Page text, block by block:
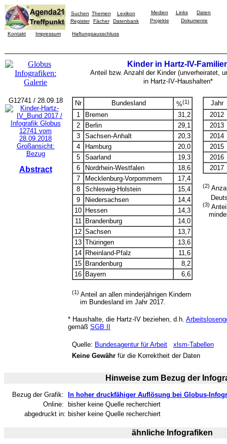
Suchen Themen
Lexikon
Register
Fächer Datenbank
Medien Links
Daten
Projekte
Dokumente
Kontakt Impressum Haftungsausschluss
Kinder in Hartz-IV-
Anteil bzw. Anzahl der Kinder (unverheiratet,
in Hartz-IV-Haushalten*
G12741 / 28.09.18
Großansicht:
Bezug
Abstract
Nr Bundesland %(1)
1 Bremen
31,2
2
Berlin
29,1
3
Sachsen-Anhalt
20,3
4
Hamburg
20,0
5
Saarland
19,3
6
Nordrhein-Westfalen
18,6
7
Mecklenburg-Vorpommern
17,4
8
Schleswig-Holstein
15,4
9
Niedersachsen
14,4
10 Hessen
14,3
11
Brandenburg
14,0
12 Sachsen
13,7
13 Thüringen
13,6
14 Rheinland-Pfalz
11,6
15 Brandenburg
8,2
16 Bayern 6,6
(1) Anteil an allen minderjährigen Kindern
im Bundesland im Jahr 2017.
Jahr
2012
2013
2014
2015
2016
2017
(2)
(3)
* Haushalte, die Hartz-IV beziehen, d.h.
gemäß SGB II
Quelle: Bundesagentur für Arbeit
xlsm-Tabellen
Keine Gewähr für die Korrektheit der Daten
Hinweise zum Bezug der
Bezug der Grafik:
In hoher druckfähiger Auflösung bei Globus-
Online:
bisher keine Quelle recherchiert
abgedruckt in: bisher keine Quelle recherchiert
ähnliche Infografiken